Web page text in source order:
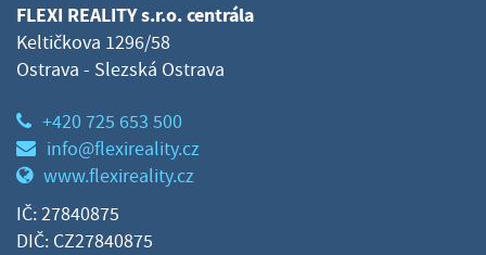
FLEXI REALITY s.r.o. centrála
Keltičkova 1296/58
Ostrava - Slezská Ostrava
+420 725 653 500
info@flexireality.cz
www.flexireality.cz
IČ: 27840875
DIČ: CZ27840875